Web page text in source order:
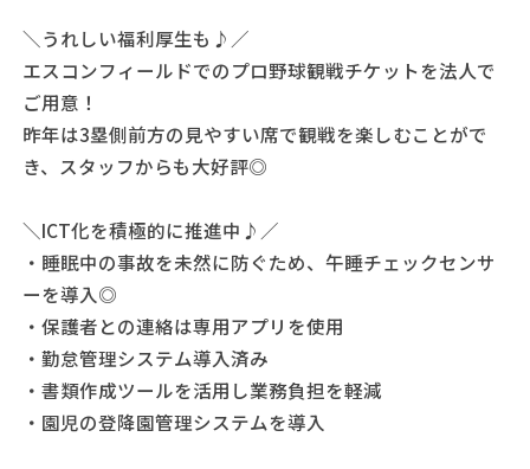
＼うれしい福利厚生も♪／
エスコンフィールドでのプロ野球観戦チケットを法人で
ご用意！
昨年は3塁側前方の見やすい席で観戦を楽しむことがで
き、スタッフからも大好評◎
＼ICT化を積極的に推進中♪／
・睡眠中の事故を未然に防ぐため、午睡チェックセンサ
ーを導入◎
・保護者との連絡は専用アプリを使用
・勤怠管理システム導入済み
・書類作成ツールを活用し業務負担を軽減
・園児の登降園管理システムを導入